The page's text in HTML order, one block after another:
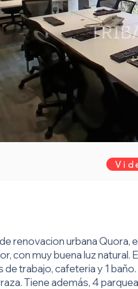
renovacion urbana Quora,
con muy buena luz
trabajo, cafeteria y 1
Tiene además, 4